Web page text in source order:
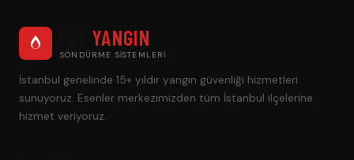
YANGIN
SÖNDÜRME SISTEMLERI
İstanbul genelinde 15+ yıldır yangın güvenliği hizmetleri
sunuyoruz. Esenler merkezimizden tüm İstanbul ilçelerine
hizmet veriyoruz.